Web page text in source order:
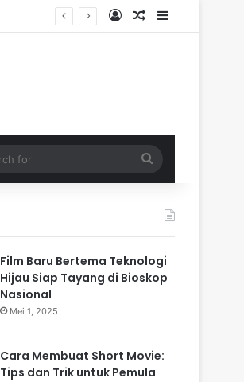
Log InRandom Article
Sidebar
for
Film Baru Bertema Teknologi
Hijau Siap Tayang di Bioskop
Nasional
Mei 1, 2025
Cara Membuat Short Movie:
Tips dan Trik untuk Pemula